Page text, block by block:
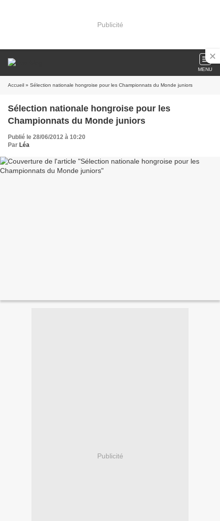
Publicité
MENU
Accueil » Sélection nationale hongroise pour les Championnats du Monde juniors
Sélection nationale hongroise pour les
Championnats du Monde juniors
Publié le 28/06/2012 à 10:20
Par Léa
Publicité